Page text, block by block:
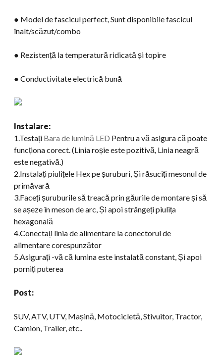
● Model de fascicul perfect, Sunt disponibile fascicul
înalt/scăzut/combo
● Rezistență la temperatură ridicată și topire
● Conductivitate electrică bună
Instalare:
1.Testați Bara de lumină LED Pentru a vă asigura că poate
funcționa corect. (Linia roșie este pozitivă, Linia neagră
este negativă.)
2.Instalați piulițele Hex pe șuruburi, Și răsuciți mesonul de
primăvară
3.Faceți șuruburile să treacă prin găurile de montare și să
se așeze în meson de arc, Și apoi strângeți piulița
hexagonală
4.Conectați linia de alimentare la conectorul de
alimentare corespunzător
5.Asigurați -vă că lumina este instalată constant, Și apoi
porniți puterea
Post:
SUV, ATV, UTV, Mașină, Motocicletă, Stivuitor, Tractor,
Camion, Trailer, etc..